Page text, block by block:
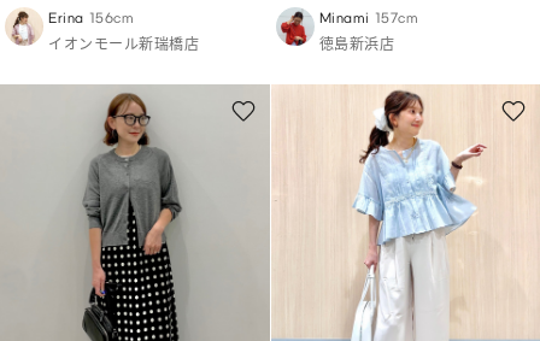
Erina 156cm
イオンモール新瑞橋店
Minami 157cm
徳島新浜店